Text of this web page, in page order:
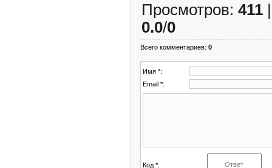
Просмотров: 411
0.0/0
Всего комментариев: 0
Имя *:
Email *:
Код *: